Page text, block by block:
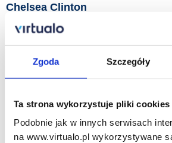
Zgoda Szczegóły
Ta strona wykorzystuje pliki cookies
Podobnie jak w innych serwisach
na www.virtualo.pl wykorzystywane
Chelsea Clinton
Chelsea Clinton